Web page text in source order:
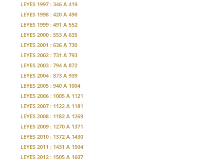
LEYES 1997 : 346 A 419
LEYES 1998 : 420 A 490
LEYES 1999 : 491 A 552
LEYES 2000 : 553 A 635
LEYES 2001 : 636 A 730
LEYES 2002 : 731 A 793
LEYES 2003 : 794 A 872
LEYES 2004 : 873 A 939
LEYES 2005 : 940 A 1004
LEYES 2006 : 1005 A 1121
LEYES 2007 : 1122 A 1181
LEYES 2008 : 1182 A 1269
LEYES 2009 : 1270 A 1371
LEYES 2010 : 1372 A 1430
LEYES 2011 : 1431 A 1504
LEYES 2012 : 1505 A 1607